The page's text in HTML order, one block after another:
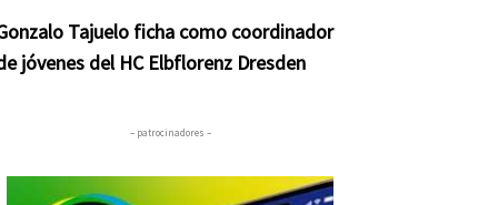
Tajuelo ficha como coordinador
jóvenes del HC Elbflorenz Dresden
– patrocinadores –